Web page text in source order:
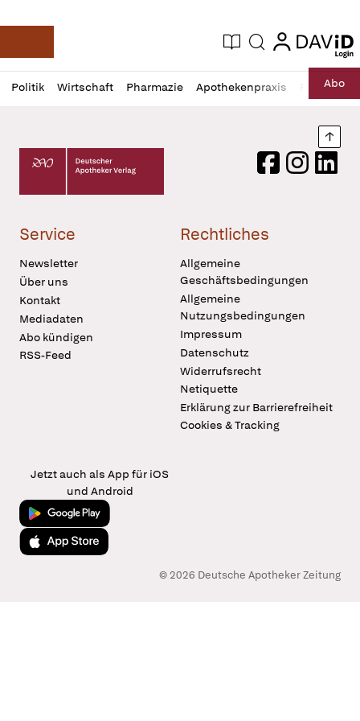
Deutsche Apotheker Zeitung
Aktuelle Ausgabe
Suche login
login
Politik Wirtschaft Pharmazie Apothekenpraxis RechtAbo
Profil
öffnen
Daz
Pur
Deutscher Apotheker Verlag Logo
FacebookInstagram
Service
Newsletter
Über uns
Kontakt
Mediadaten
Abo kündigen
RSS-Feed
Rechtliches
Allgemeine
Geschäftsbedingungen
Allgemeine
Nutzungsbedingungen
Impressum
Datenschutz
Widerrufsrecht
Netiquette
Erklärung zur Barrierefreiheit
Cookies & Tracking
Jetzt auch als App für iOS
und Android
Jetzt bei Google Play
Laden im App Store
© 2026 Deutsche Apotheker Zeitung